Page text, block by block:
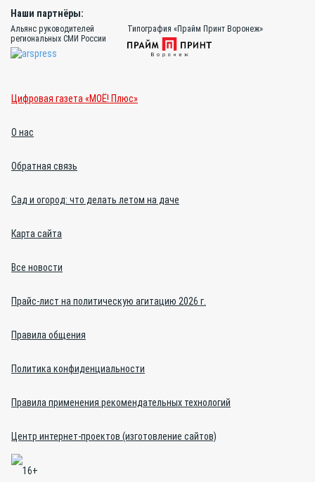
Наши партнёры:
Альянс руководителей
региональных СМИ России
Типография «Прайм Принт Воронеж»
Цифровая газета «МОЁ! Плюс»
О нас
Обратная связь
Сад и огород: что делать летом на даче
Карта сайта
Все новости
Прайс-лист на политическую агитацию 2026 г.
Правила общения
Политика конфиденциальности
Правила применения рекомендательных технологий
Центр интернет-проектов (изготовление сайтов)